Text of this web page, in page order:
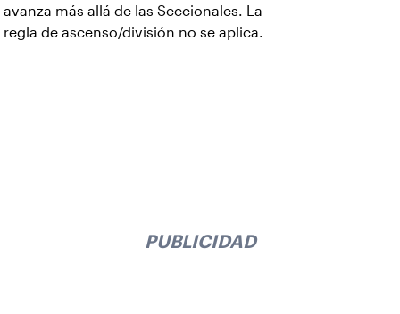
avanza más allá de las Seccionales. La
regla de ascenso/división no se aplica.
PUBLICIDAD